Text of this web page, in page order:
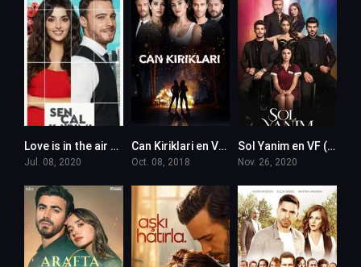
Love is in the air – Sen Cal Kapimi en VF
Jul. 08, 2020
Can Kiriklari en VF (Voix Francaise)
Oct. 08, 2018
Sol Yanim en VF (Voix Francaise)
Nov. 26, 2020